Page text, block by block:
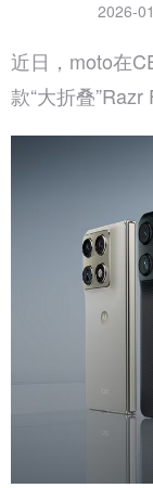
2026-
近日，moto在
款“大折叠”Razr